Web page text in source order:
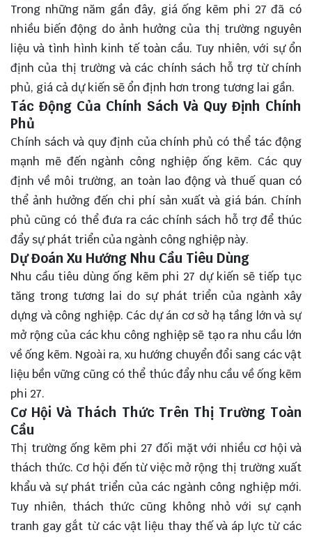
Trong những năm gần đây, giá ống kẽm phi 27 đã có
nhiều biến động do ảnh hưởng của thị trường nguyên
liệu và tình hình kinh tế toàn cầu. Tuy nhiên, với sự ổn
định của thị trường và các chính sách hỗ trợ từ chính
phủ, giá cả dự kiến sẽ ổn định hơn trong tương lai gần.
Tác Động Của Chính Sách Và Quy Định Chính
Phủ
Chính sách và quy định của chính phủ có thể tác động
mạnh mẽ đến ngành công nghiệp ống kẽm. Các quy
định về môi trường, an toàn lao động và thuế quan có
thể ảnh hưởng đến chi phí sản xuất và giá bán. Chính
phủ cũng có thể đưa ra các chính sách hỗ trợ để thúc
đẩy sự phát triển của ngành công nghiệp này.
Dự Đoán Xu Hướng Nhu Cầu Tiêu Dùng
Nhu cầu tiêu dùng ống kẽm phi 27 dự kiến sẽ tiếp tục
tăng trong tương lai do sự phát triển của ngành xây
dựng và công nghiệp. Các dự án cơ sở hạ tầng lớn và sự
mở rộng của các khu công nghiệp sẽ tạo ra nhu cầu lớn
về ống kẽm. Ngoài ra, xu hướng chuyển đổi sang các vật
liệu bền vững cũng có thể thúc đẩy nhu cầu về ống kẽm
phi 27.
Cơ Hội Và Thách Thức Trên Thị Trường Toàn
Cầu
Thị trường ống kẽm phi 27 đối mặt với nhiều cơ hội và
thách thức. Cơ hội đến từ việc mở rộng thị trường xuất
khẩu và sự phát triển của các ngành công nghiệp mới.
Tuy nhiên, thách thức cũng không nhỏ với sự cạnh
tranh gay gắt từ các vật liệu thay thế và áp lực từ các